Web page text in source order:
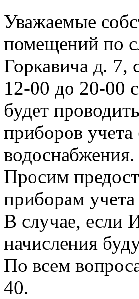
Уважаемые
помещений по
Горкавича д. 7,
12-00 до 20-00
будет
приборов
водоснабжения.
Просим
приборам
В случае, если
начисления
По всем
40.